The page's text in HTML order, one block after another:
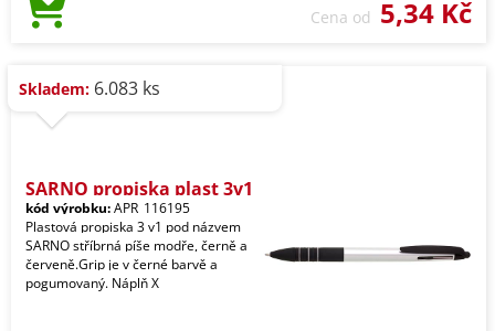
Cena od 5,34 Kč
Skladem: 6.083 ks
SARNO propiska plast 3v1
kód výrobku:APR_116195
Plastová propiska 3 v1 pod názvem
SARNO stříbrná píše modře, černě a
červeně.Grip je v černé barvě a
pogumovaný. Náplň X